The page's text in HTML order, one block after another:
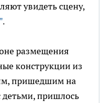
увидеть сцену,
.
размещения
конструкции из
пришедшим на
детьми, пришлось